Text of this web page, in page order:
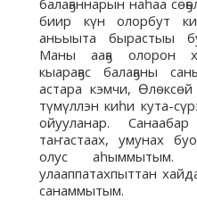
балаҕаннарын наһаа
биир күн олорбут
аньыыта бырастыы
Маны ааҕа олорон
кыараҕас балаҕаны
астара кэмчи,
түмүллэн киһи кута-
ойууланар.
таҥастаах, умунах
олус аһыммытым.
улааппатахпыттан
санаммытым.